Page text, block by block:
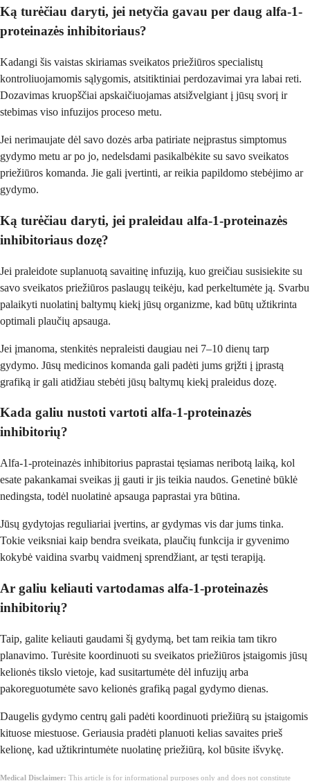
Ką turėčiau daryti, jei netyčia gavau per daug alfa-1-
proteinazės inhibitoriaus?
Kadangi šis vaistas skiriamas sveikatos priežiūros specialistų
kontroliuojamomis sąlygomis, atsitiktiniai perdozavimai yra labai reti.
Dozavimas kruopščiai apskaičiuojamas atsižvelgiant į jūsų svorį ir
stebimas viso infuzijos proceso metu.
Jei nerimaujate dėl savo dozės arba patiriate neįprastus simptomus
gydymo metu ar po jo, nedelsdami pasikalbėkite su savo sveikatos
priežiūros komanda. Jie gali įvertinti, ar reikia papildomo stebėjimo ar
gydymo.
Ką turėčiau daryti, jei praleidau alfa-1-proteinazės
inhibitoriaus dozę?
Jei praleidote suplanuotą savaitinę infuziją, kuo greičiau susisiekite su
savo sveikatos priežiūros paslaugų teikėju, kad perkeltumėte ją. Svarbu
palaikyti nuolatinį baltymų kiekį jūsų organizme, kad būtų užtikrinta
optimali plaučių apsauga.
Jei įmanoma, stenkitės nepraleisti daugiau nei 7–10 dienų tarp
gydymo. Jūsų medicinos komanda gali padėti jums grįžti į įprastą
grafiką ir gali atidžiau stebėti jūsų baltymų kiekį praleidus dozę.
Kada galiu nustoti vartoti alfa-1-proteinazės
inhibitorių?
Alfa-1-proteinazės inhibitorius paprastai tęsiamas neribotą laiką, kol
esate pakankamai sveikas jį gauti ir jis teikia naudos. Genetinė būklė
nedingsta, todėl nuolatinė apsauga paprastai yra būtina.
Jūsų gydytojas reguliariai įvertins, ar gydymas vis dar jums tinka.
Tokie veiksniai kaip bendra sveikata, plaučių funkcija ir gyvenimo
kokybė vaidina svarbų vaidmenį sprendžiant, ar tęsti terapiją.
Ar galiu keliauti vartodamas alfa-1-proteinazės
inhibitorių?
Taip, galite keliauti gaudami šį gydymą, bet tam reikia tam tikro
planavimo. Turėsite koordinuoti su sveikatos priežiūros įstaigomis jūsų
kelionės tikslo vietoje, kad susitartumėte dėl infuzijų arba
pakoreguotumėte savo kelionės grafiką pagal gydymo dienas.
Daugelis gydymo centrų gali padėti koordinuoti priežiūrą su įstaigomis
kituose miestuose. Geriausia pradėti planuoti kelias savaites prieš
kelionę, kad užtikrintumėte nuolatinę priežiūrą, kol būsite išvykę.
Medical Disclaimer: This article is for informational purposes only and does not constitute